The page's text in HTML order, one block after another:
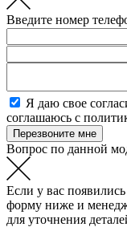
Введите номер
Я даю свое
соглашаюсь с
Вопрос по данной
Если у вас
форму ниже и
для уточнения